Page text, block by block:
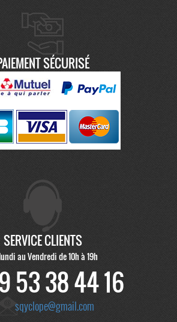
SÉCURISÉ
SERVICE CLIENTS
au Vendredi de 10h à 19h
53 38 44 16
sqyclope@gmail.com